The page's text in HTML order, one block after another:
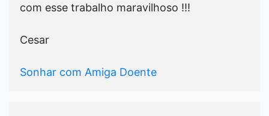
com esse trabalho maravilhoso !!!
Cesar
Sonhar com Amiga Doente